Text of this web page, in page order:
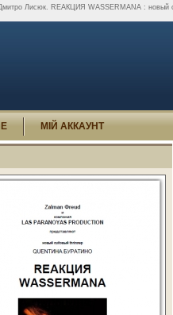
Дмитро Лисюк. RЕАКЦИЯ WАSSЕRМАNА :
МІЙ АККАУНТ